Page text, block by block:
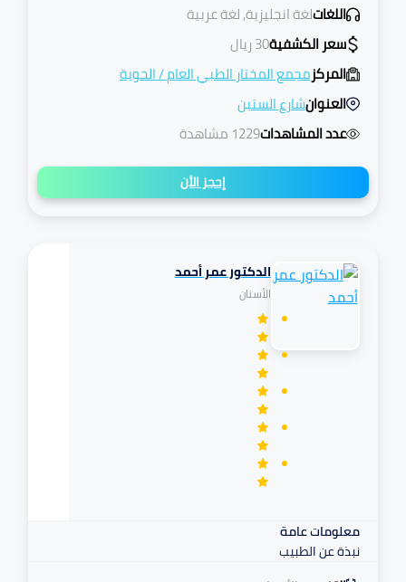
اللغاتلغة انجليزية, لغة عربية
سعر الكشفية30ريال
المركزمجمع المختار الطبي العام/الحوية
العنوانشارع الستين
عدد المشاهدات1229 مشاهدة
إحجز الأن
الدكتور عمر أحمد
الأسنان
معلومات عامة
نبذة عن الطبيب